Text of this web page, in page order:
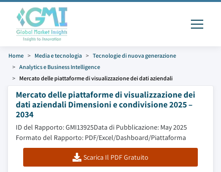
Home Media e tecnologia
Tecnologie di nuova generazione
Analytics e Business Intelligence
Mercato delle piattaforme di visualizzazione dei dati aziendali
Mercato delle piattaforme di visualizzazione dei
dati aziendali Dimensioni e condivisione 2025 –
2034
ID del Rapporto: GMI13925Data di Pubblicazione: May 2025
Formato del Rapporto: PDF/Excel/Dashboard/Piattaforma
Scarica Il PDF Gratuito